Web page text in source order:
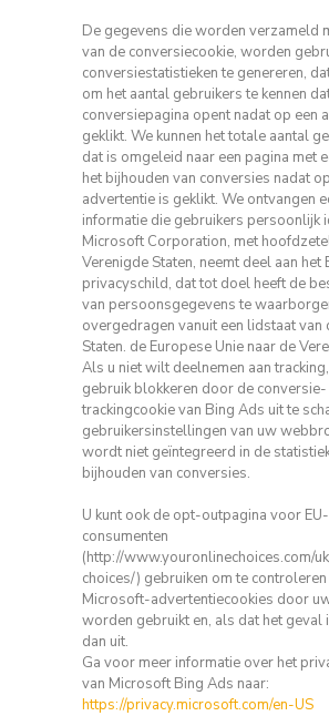
De gegevens die worden verzameld
van de conversiecookie, worden
conversiestatistieken te genereren,
om het aantal gebruikers te kennen
conversiepagina opent nadat op een
geklikt. We kunnen het totale aantal
dat is omgeleid naar een pagina met
het bijhouden van conversies nadat
advertentie is geklikt. We ontvangen
informatie die gebruikers persoonlijk
Microsoft Corporation, met
Verenigde Staten, neemt deel aan het
privacyschild, dat tot doel heeft de
van persoonsgegevens te
overgedragen vanuit een lidstaat van
Staten. de Europese Unie naar de
Als u niet wilt deelnemen aan
gebruik blokkeren door de conversie-
trackingcookie van Bing Ads uit te
gebruikersinstellingen van uw
wordt niet geïntegreerd in de
bijhouden van conversies.
U kunt ook de opt-outpagina voor EU-
consumenten
(http://www.youronlinechoices.com/
choices/) gebruiken om te
Microsoft-advertentiecookies door
worden gebruikt en, als dat het geval
dan uit.
Ga voor meer informatie over het
van Microsoft Bing Ads naar:
https://privacy.microsoft.com/en-US